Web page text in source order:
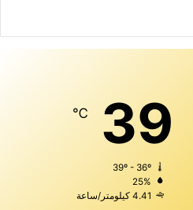
39
℃
25%
4.41 كيلومتر/ساعة